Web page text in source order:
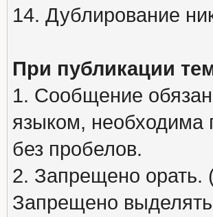
14. Дублирование
При публикации
1. Сообщение
языком, необходима
без пробелов.
2. Запрещено
Запрещено